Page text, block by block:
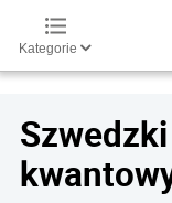
Kategorie